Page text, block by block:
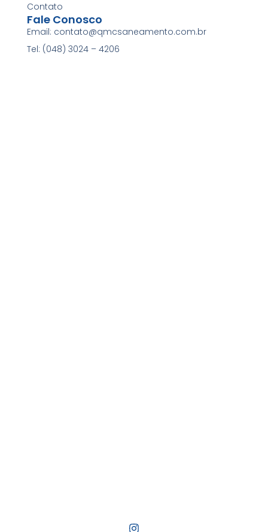
Contato
Fale Conosco
Email: contato@qmcsaneamento.com.br
Tel: (048) 3024 – 4206